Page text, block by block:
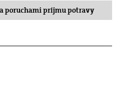
poruchami príjmu potravy